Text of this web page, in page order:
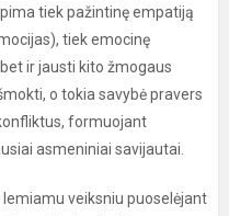
tiek pažintinę empatiją
tiek emocinę
ir jausti kito žmogaus
o tokia savybė pravers
formuojant
asmeniniai savijautai.
veiksniu puoselėjant